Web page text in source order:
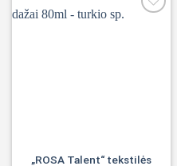
„ROSA Talent“ tekstilės